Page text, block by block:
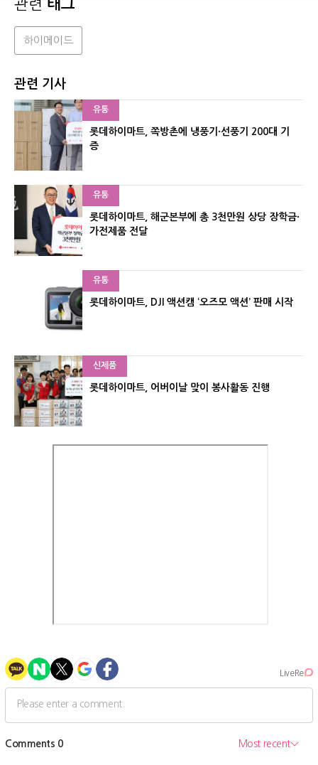
관련 태그
하이메이드
관련 기사
유통
롯데하이마트, 쪽방촌에 냉풍기·선풍기 200대 기
증
유통
롯데하이마트, 해군본부에 총 3천만원 상당 장학금·
가전제품 전달
유통
롯데하이마트, DJI 액션캠 ‘오즈모 액션’ 판매 시작
신제품
롯데하이마트, 어버이날 맞이 봉사활동 진행